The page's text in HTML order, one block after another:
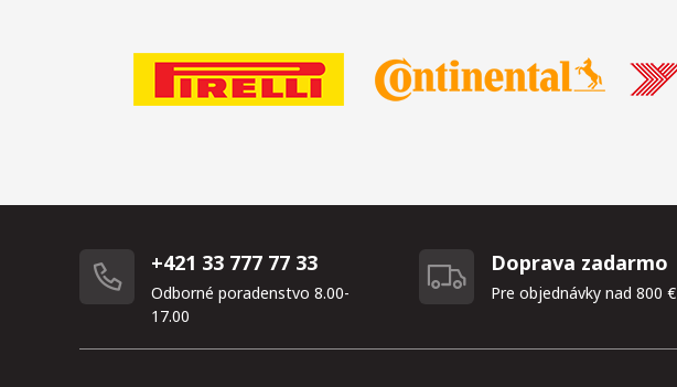
+421 33 777 77 33
Odborné poradenstvo 8.00-
17.00
Doprava zadarmo
Pre objednávky nad 800 €